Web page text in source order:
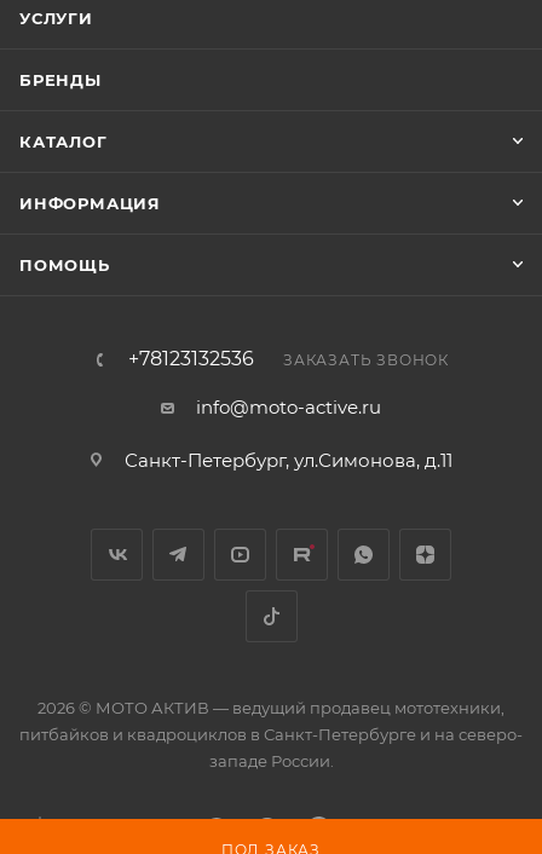
ПОД ЗАКАЗ
УСЛУГИ
БРЕНДЫ
КАТАЛОГ
ИНФОРМАЦИЯ
ПОМОЩЬ
+78123132536 ЗАКАЗАТЬ ЗВОНОК
info@moto-active.ru
Санкт-Петербург, ул.Симонова, д.11
2026 © МОТО АКТИВ — ведущий продавец мототехники,
питбайков и квадроциклов в Санкт-Петербурге и на северо-
западе России.